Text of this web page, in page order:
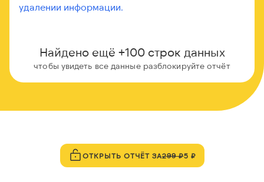
удалении информации.
Найдено ещё +100 строк данных
чтобы увидеть все данные разблокируйте отчёт
ОТКРЫТЬ ОТЧЁТ ЗА299 ₽5 ₽